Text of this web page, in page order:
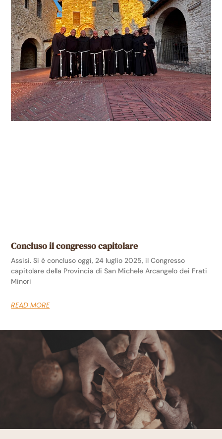
Concluso il congresso capitolare
Assisi. Si è concluso oggi, 24 luglio 2025, il Congresso
capitolare della Provincia di San Michele Arcangelo dei Frati
Minori
READ MORE